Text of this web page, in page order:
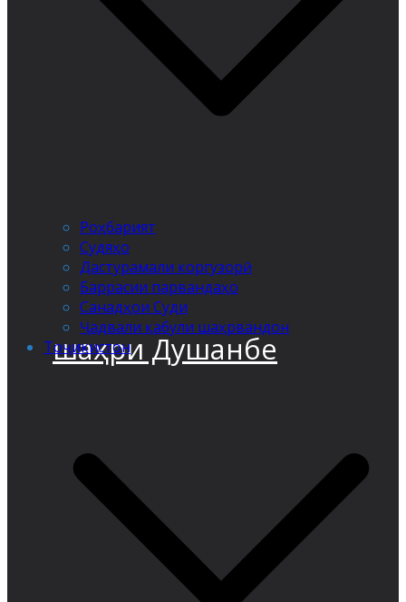
шаҳри Душанбе
Роҳбарият
Судяҳо
Дастурамали коргузорӣ
Баррасии парвандаҳо
Санадҳои Суди
Ҷадвали қабули шаҳрвандон
Тоҷикистон